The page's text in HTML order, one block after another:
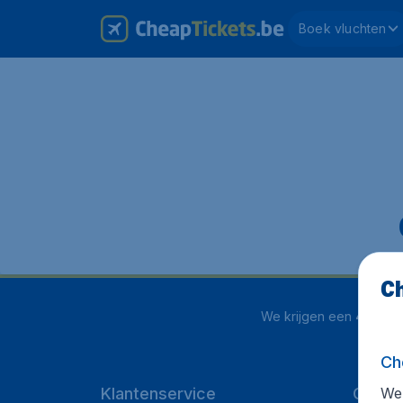
Boek vluchten
We krijgen een 4.1 uit 5
Klantenservice